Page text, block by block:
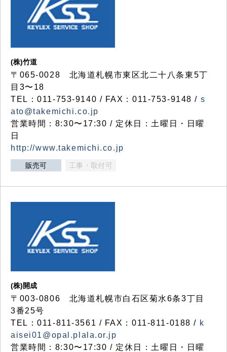
(株)竹道
〒065-0028 北海道札幌市東区北二十八条東5丁
目3〜18
TEL：011-753-9140 / FAX：011-753-9148 / s
ato@takemichi.co.jp
営業時間：8:30〜17:30 / 定休日：土曜日・日曜
日
http://www.takemichi.co.jp
販売可 工事・取付可
(株)開成
〒003-0806 北海道札幌市白石区菊水6条3丁目
3番25号
TEL：011-811-3561 / FAX：011-811-0188 / k
aisei01@opal.plala.or.jp
営業時間：8:30〜17:30 / 定休日：土曜日・日曜